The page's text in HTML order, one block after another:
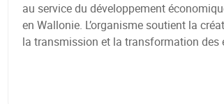
au service du développement
en Wallonie. L’organisme soutient la
la transmission et la transformation des